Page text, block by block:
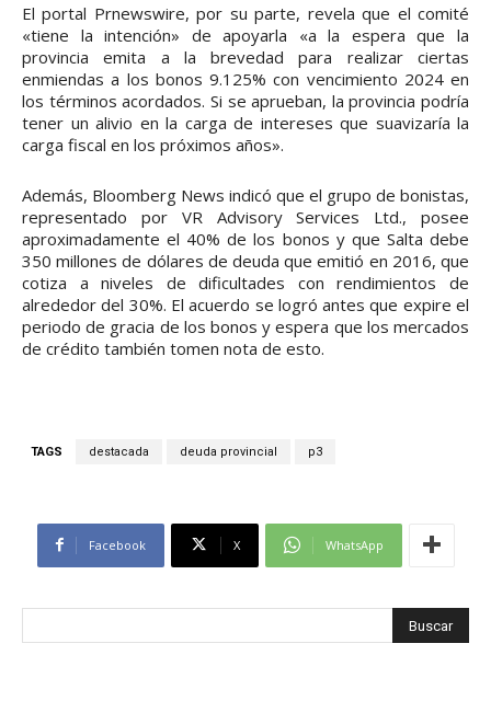
El portal Prnewswire, por su parte, revela que el comité
«tiene la intención» de apoyarla «a la espera que la
provincia emita a la brevedad para realizar ciertas
enmiendas a los bonos 9.125% con vencimiento 2024 en
los términos acordados. Si se aprueban, la provincia podría
tener un alivio en la carga de intereses que suavizaría la
carga fiscal en los próximos años».
Además, Bloomberg News indicó que el grupo de bonistas,
representado por VR Advisory Services Ltd., posee
aproximadamente el 40% de los bonos y que Salta debe
350 millones de dólares de deuda que emitió en 2016, que
cotiza a niveles de dificultades con rendimientos de
alrededor del 30%. El acuerdo se logró antes que expire el
periodo de gracia de los bonos y espera que los mercados
de crédito también tomen nota de esto.
TAGS destacada deuda provincial p3
Facebook X WhatsApp